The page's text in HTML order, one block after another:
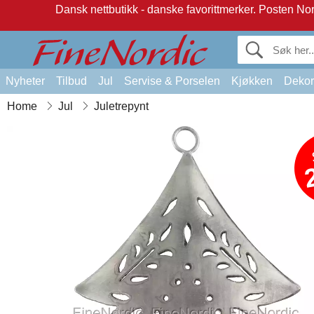
Dansk nettbutikk - danske favorittmerker. Posten
Nyheter Tilbud Jul Servise & Porselen Kjøkken
Home Jul Juletrepynt